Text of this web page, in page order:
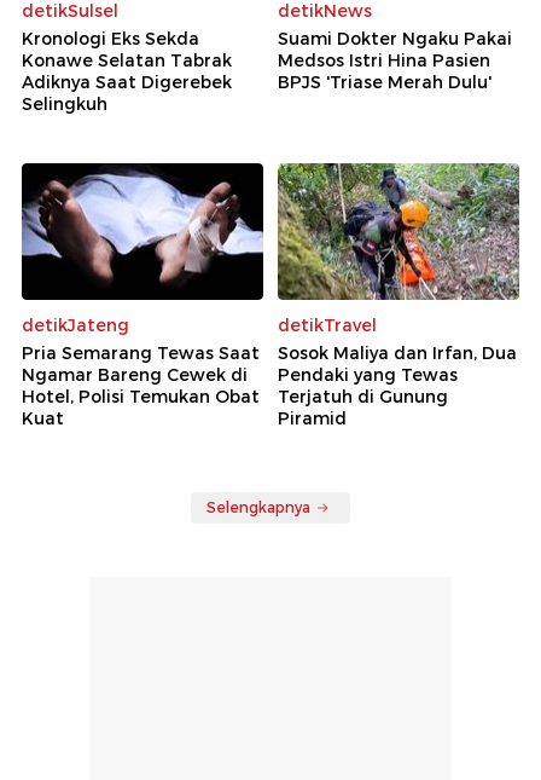
detikSulsel
Kronologi Eks Sekda
Konawe Selatan Tabrak
Adiknya Saat Digerebek
Selingkuh
detikNews
Suami Dokter Ngaku Pakai
Medsos Istri Hina Pasien
BPJS 'Triase Merah Dulu'
detikJateng
Pria Semarang Tewas Saat
Ngamar Bareng Cewek di
Hotel, Polisi Temukan Obat
Kuat
detikTravel
Sosok Maliya dan Irfan, Dua
Pendaki yang Tewas
Terjatuh di Gunung
Piramid
Selengkapnya